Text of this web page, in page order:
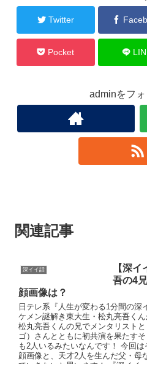
Twitter
Pocket
adminをフ
関連記事
深イイ話
【深
吾の4
顔画像は？
日テレ系『人生が変わる1分間の深
ケメン謎解き東大生・松丸亮吾く
松丸亮吾くんの兄でメンタリスト
ゴ）さんとともに初共演を果たす
も2人いるみたいなんです！ 今回
顔画像と、天才2人を生んだ父・母
ていきたいと思います！ 『深イイ』